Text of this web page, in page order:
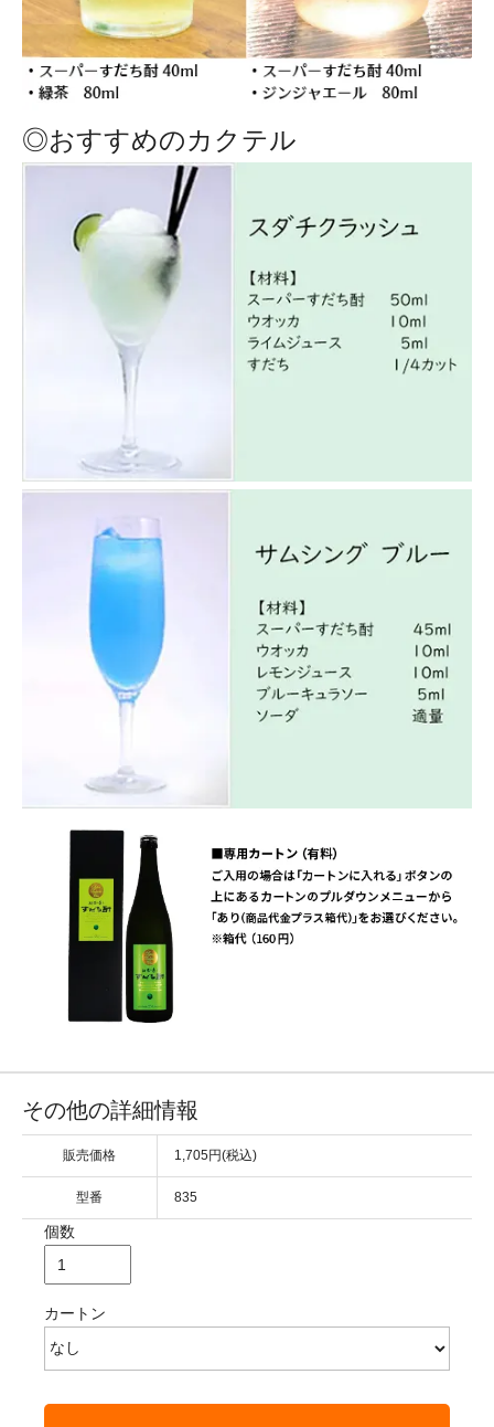
◎おすすめのカクテル
その他の詳細情報
販売価格 1,705円(税込)
型番 835
個数
カートン